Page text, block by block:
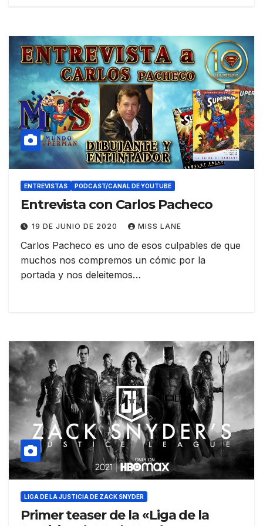
ENTREVISTAS PODCAST/CANAL DE YOUTUBE
Entrevista con Carlos Pacheco
19 DE JUNIO DE 2020 MISS LANE
Carlos Pacheco es uno de esos culpables de que
muchos nos compremos un cómic por la
portada y nos deleitemos…
LIGA DE LA JUSTICIA DE ZACK SNYDER
Primer teaser de la «Liga de la